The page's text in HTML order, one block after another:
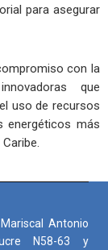
para asegurar
con la
que
uso de recursos
energéticos más
Antonio
N58-63 y